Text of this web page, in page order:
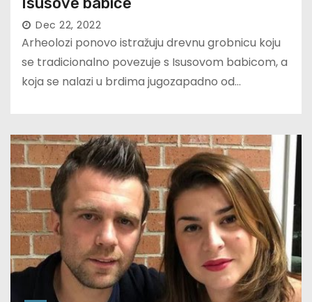
Dec 22, 2022
Arheolozi ponovo istražuju drevnu grobnicu koju
se tradicionalno povezuje s Isusovom babicom, a
koja se nalazi u brdima jugozapadno od…